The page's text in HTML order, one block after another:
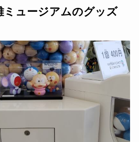
ミュージアムのグッズ